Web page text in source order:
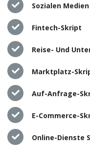
Sozialen
Fintech-Skript
Reise- Und
Marktplatz-
Auf-Anfrage-
E-Commerce-
Online-Dienste